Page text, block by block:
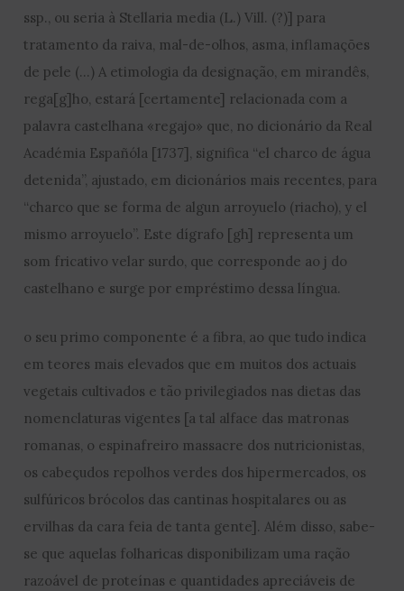
ssp., ou seria à Stellaria media (L.) Vill. (?)] para
tratamento da raiva, mal-de-olhos, asma, inflamações
de pele (…) A etimologia da designação, em mirandês,
rega[g]ho, estará [certamente] relacionada com a
palavra castelhana «regajo» que, no dicionário da Real
Académia Españóla [1737], significa “el charco de água
detenida”, ajustado, em dicionários mais recentes, para
“charco que se forma de algun arroyuelo (riacho), y el
mismo arroyuelo”. Este dígrafo [gh] representa um
som fricativo velar surdo, que corresponde ao j do
castelhano e surge por empréstimo dessa língua.
o seu primo componente é a fibra, ao que tudo indica
em teores mais elevados que em muitos dos actuais
vegetais cultivados e tão privilegiados nas dietas das
nomenclaturas vigentes [a tal alface das matronas
romanas, o espinafreiro massacre dos nutricionistas,
os cabeçudos repolhos verdes dos hipermercados, os
sulfúricos brócolos das cantinas hospitalares ou as
ervilhas da cara feia de tanta gente]. Além disso, sabe-
se que aquelas folharicas disponibilizam uma ração
razoável de proteínas e quantidades apreciáveis de